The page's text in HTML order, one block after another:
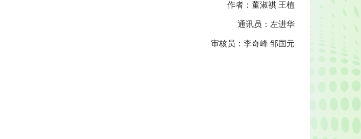
作者：董淑祺 王植
通讯员：左进华
审核员：李奇峰 邹国元